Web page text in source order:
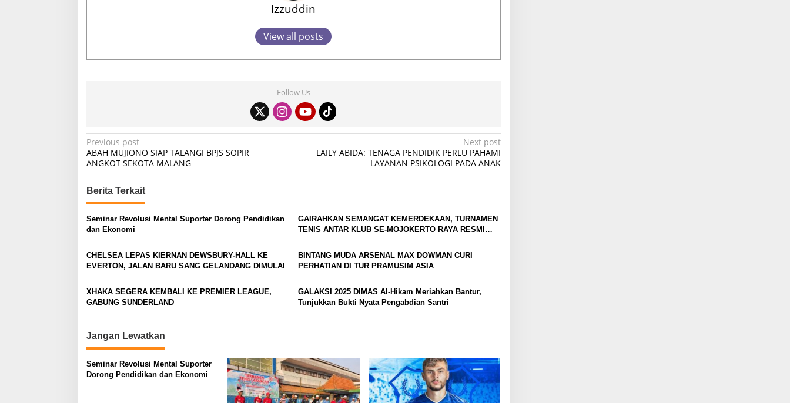
Izzuddin
View all posts
Follow Us
P
o
t
n
a
i
a
t
o
n
Previous post
ABAH MUJIONO SIAP TALANGI BPJS SOPIR
ANGKOT SEKOTA MALANG
Next post
LAILY ABIDA: TENAGA PENDIDIK PERLU PAHAMI
LAYANAN PSIKOLOGI PADA ANAK
Berita Terkait
Seminar Revolusi Mental Suporter Dorong Pendidikan
dan Ekonomi
GAIRAHKAN SEMANGAT KEMERDEKAAN, TURNAMEN
TENIS ANTAR KLUB SE-MOJOKERTO RAYA RESMI
CHELSEA LEPAS KIERNAN DEWSBURY-HALL KE
EVERTON, JALAN BARU SANG GELANDANG DIMULAI
BINTANG MUDA ARSENAL MAX DOWMAN CURI
PERHATIAN DI TUR PRAMUSIM ASIA
XHAKA SEGERA KEMBALI KE PREMIER LEAGUE,
GABUNG SUNDERLAND
GALAKSI 2025 DIMAS Al-Hikam Meriahkan Bantur,
Tunjukkan Bukti Nyata Pengabdian Santri
Jangan Lewatkan
Seminar Revolusi Mental Suporter
Dorong Pendidikan dan Ekonomi